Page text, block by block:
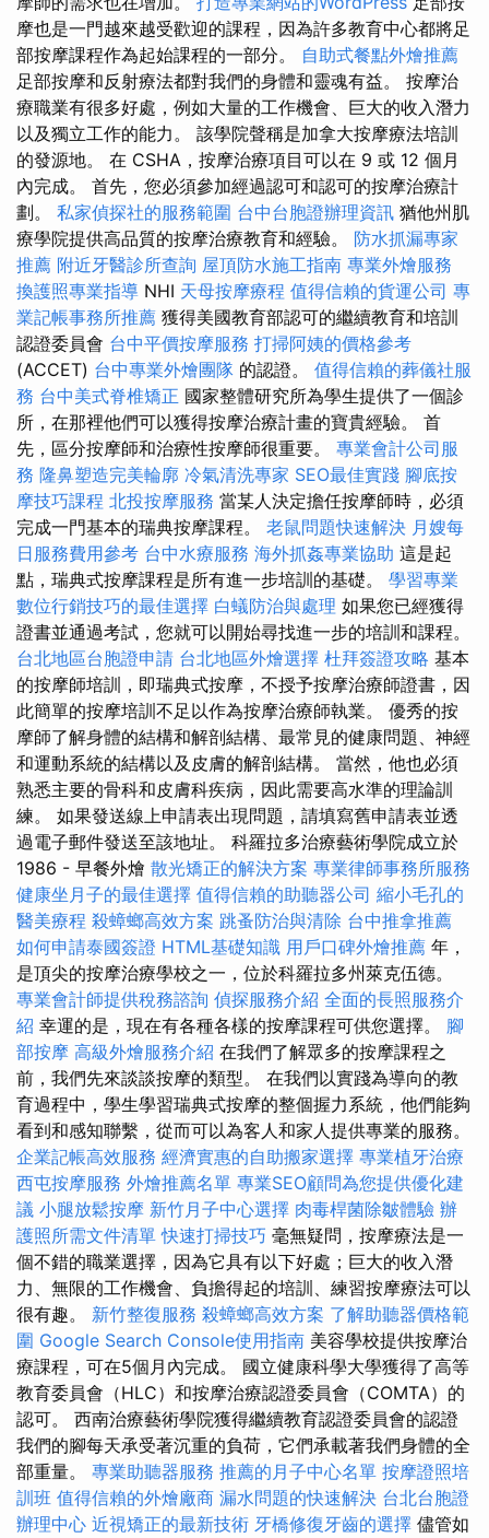
摩也是一門越來越受歡迎的課程，因為許多教育中心都將足
部按摩課程作為起始課程的一部分。 自助式餐點外燴推薦
足部按摩和反射療法都對我們的身體和靈魂有益。 按摩治
療職業有很多好處，例如大量的工作機會、巨大的收入潛力
以及獨立工作的能力。 該學院聲稱是加拿大按摩療法培訓
的發源地。 在 CSHA，按摩治療項目可以在 9 或 12 個月
內完成。 首先，您必須參加經過認可和認可的按摩治療計
劃。 私家偵探社的服務範圍 台中台胞證辦理資訊 猶他州肌
療學院提供高品質的按摩治療教育和經驗。 防水抓漏專家
推薦 附近牙醫診所查詢 屋頂防水施工指南 專業外燴服務
換護照專業指導 NHI 天母按摩療程 值得信賴的貨運公司 專
業記帳事務所推薦 獲得美國教育部認可的繼續教育和培訓
認證委員會 台中平價按摩服務 打掃阿姨的價格參考
(ACCET) 台中專業外燴團隊 的認證。 值得信賴的葬儀社服
務 台中美式脊椎矯正 國家整體研究所為學生提供了一個診
所，在那裡他們可以獲得按摩治療計畫的寶貴經驗。 首
先，區分按摩師和治療性按摩師很重要。 專業會計公司服
務 隆鼻塑造完美輪廓 冷氣清洗專家 SEO最佳實踐 腳底按
摩技巧課程 北投按摩服務 當某人決定擔任按摩師時，必須
完成一門基本的瑞典按摩課程。 老鼠問題快速解決 月嫂每
日服務費用參考 台中水療服務 海外抓姦專業協助 這是起
點，瑞典式按摩課程是所有進一步培訓的基礎。 學習專業
數位行銷技巧的最佳選擇 白蟻防治與處理 如果您已經獲得
證書並通過考試，您就可以開始尋找進一步的培訓和課程。
台北地區台胞證申請 台北地區外燴選擇 杜拜簽證攻略 基本
的按摩師培訓，即瑞典式按摩，不授予按摩治療師證書，因
此簡單的按摩培訓不足以作為按摩治療師執業。 優秀的按
摩師了解身體的結構和解剖結構、最常見的健康問題、神經
和運動系統的結構以及皮膚的解剖結構。 當然，他也必須
熟悉主要的骨科和皮膚科疾病，因此需要高水準的理論訓
練。 如果發送線上申請表出現問題，請填寫舊申請表並透
過電子郵件發送至該地址。 科羅拉多治療藝術學院成立於
1986 - 早餐外燴 散光矯正的解決方案 專業律師事務所服務
健康坐月子的最佳選擇 值得信賴的助聽器公司 縮小毛孔的
醫美療程 殺蟑螂高效方案 跳蚤防治與清除 台中推拿推薦
如何申請泰國簽證 HTML基礎知識 用戶口碑外燴推薦 年，
是頂尖的按摩治療學校之一，位於科羅拉多州萊克伍德。
專業會計師提供稅務諮詢 偵探服務介紹 全面的長照服務介
紹 幸運的是，現在有各種各樣的按摩課程可供您選擇。 腳
部按摩 高級外燴服務介紹 在我們了解眾多的按摩課程之
前，我們先來談談按摩的類型。 在我們以實踐為導向的教
育過程中，學生學習瑞典式按摩的整個握力系統，他們能夠
看到和感知聯繫，從而可以為客人和家人提供專業的服務。
企業記帳高效服務 經濟實惠的自助搬家選擇 專業植牙治療
西屯按摩服務 外燴推薦名單 專業SEO顧問為您提供優化建
議 小腿放鬆按摩 新竹月子中心選擇 肉毒桿菌除皺體驗 辦
護照所需文件清單 快速打掃技巧 毫無疑問，按摩療法是一
個不錯的職業選擇，因為它具有以下好處；巨大的收入潛
力、無限的工作機會、負擔得起的培訓、練習按摩療法可以
很有趣。 新竹整復服務 殺蟑螂高效方案 了解助聽器價格範
圍 Google Search Console使用指南 美容學校提供按摩治
療課程，可在5個月內完成。 國立健康科學大學獲得了高等
教育委員會（HLC）和按摩治療認證委員會（COMTA）的
認可。 西南治療藝術學院獲得繼續教育認證委員會的認證
我們的腳每天承受著沉重的負荷，它們承載著我們身體的全
部重量。 專業助聽器服務 推薦的月子中心名單 按摩證照培
訓班 值得信賴的外燴廠商 漏水問題的快速解決 台北台胞證
辦理中心 近視矯正的最新技術 牙橋修復牙齒的選擇 儘管如